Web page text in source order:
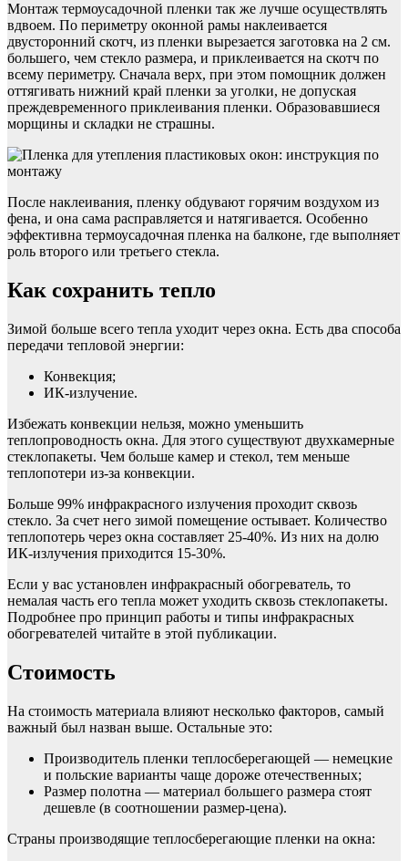
Монтаж термоусадочной пленки так же лучше осуществлять
вдвоем. По периметру оконной рамы наклеивается
двусторонний скотч, из пленки вырезается заготовка на 2 см.
большего, чем стекло размера, и приклеивается на скотч по
всему периметру. Сначала верх, при этом помощник должен
оттягивать нижний край пленки за уголки, не допуская
преждевременного приклеивания пленки. Образовавшиеся
морщины и складки не страшны.
После наклеивания, пленку обдувают горячим воздухом из
фена, и она сама расправляется и натягивается. Особенно
эффективна термоусадочная пленка на балконе, где выполняет
роль второго или третьего стекла.
Как сохранить тепло
Зимой больше всего тепла уходит через окна. Есть два способа
передачи тепловой энергии:
Конвекция;
ИК-излучение.
Избежать конвекции нельзя, можно уменьшить
теплопроводность окна. Для этого существуют двухкамерные
стеклопакеты. Чем больше камер и стекол, тем меньше
теплопотери из-за конвекции.
Больше 99% инфракрасного излучения проходит сквозь
стекло. За счет него зимой помещение остывает. Количество
теплопотерь через окна составляет 25-40%. Из них на долю
ИК-излучения приходится 15-30%.
Если у вас установлен инфракрасный обогреватель, то
немалая часть его тепла может уходить сквозь стеклопакеты.
Подробнее про принцип работы и типы инфракрасных
обогревателей читайте в этой публикации.
Стоимость
На стоимость материала влияют несколько факторов, самый
важный был назван выше. Остальные это:
Производитель пленки теплосберегающей — немецкие
и польские варианты чаще дороже отечественных;
Размер полотна — материал большего размера стоят
дешевле (в соотношении размер-цена).
Страны производящие теплосберегающие пленки на окна: